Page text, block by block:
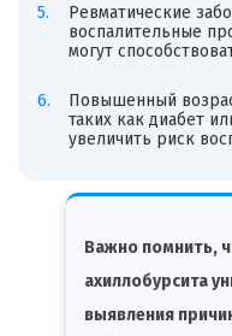
Ревматические
воспалительные
могут
Повышенный
таких как диабет
увеличить риск
Важно помнить,
ахиллобурсита
выявления